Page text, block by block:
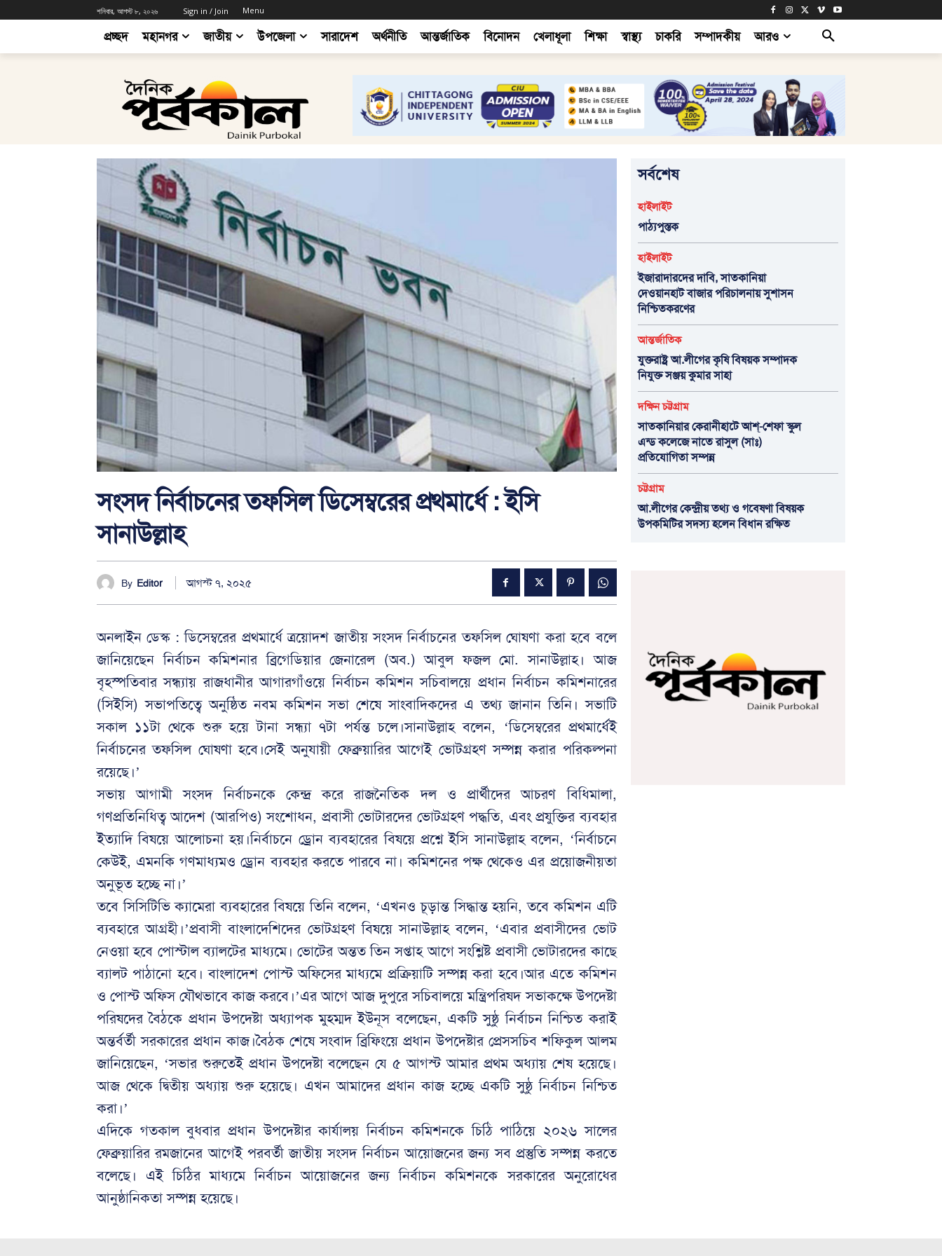
শনিবার, আগস্ট ৮, ২০২৬ Sign in / Join Menu
প্রচ্ছদ মহানগর জাতীয় উপজেলা সারাদেশ অর্থনীতি আন্তর্জাতিক বিনোদন খেলাধূলা শিক্ষা স্বাস্থ্য চাকরি সম্পাদকীয় আরও
সংসদ নির্বাচনের তফসিল ডিসেম্বরের প্রথমার্ধে : ইসি
সানাউল্লাহ
By Editor আগস্ট ৭, ২০২৫
অনলাইন ডেস্ক : ডিসেম্বরের প্রথমার্ধে ত্রয়োদশ জাতীয় সংসদ নির্বাচনের তফসিল ঘোষণা করা হবে বলে
জানিয়েছেন নির্বাচন কমিশনার ব্রিগেডিয়ার জেনারেল (অব.) আবুল ফজল মো. সানাউল্লাহ। আজ
বৃহস্পতিবার সন্ধ্যায় রাজধানীর আগারগাঁওয়ে নির্বাচন কমিশন সচিবালয়ে প্রধান নির্বাচন কমিশনারের
(সিইসি) সভাপতিত্বে অনুষ্ঠিত নবম কমিশন সভা শেষে সাংবাদিকদের এ তথ্য জানান তিনি। সভাটি
সকাল ১১টা থেকে শুরু হয়ে টানা সন্ধ্যা ৭টা পর্যন্ত চলে।সানাউল্লাহ বলেন, ‘ডিসেম্বরের প্রথমার্ধেই
নির্বাচনের তফসিল ঘোষণা হবে।সেই অনুযায়ী ফেব্রুয়ারির আগেই ভোটগ্রহণ সম্পন্ন করার পরিকল্পনা
রয়েছে।’
সভায় আগামী সংসদ নির্বাচনকে কেন্দ্র করে রাজনৈতিক দল ও প্রার্থীদের আচরণ বিধিমালা,
গণপ্রতিনিধিত্ব আদেশ (আরপিও) সংশোধন, প্রবাসী ভোটারদের ভোটগ্রহণ পদ্ধতি, এবং প্রযুক্তির ব্যবহার
ইত্যাদি বিষয়ে আলোচনা হয়।নির্বাচনে ড্রোন ব্যবহারের বিষয়ে প্রশ্নে ইসি সানাউল্লাহ বলেন, ‘নির্বাচনে
কেউই, এমনকি গণমাধ্যমও ড্রোন ব্যবহার করতে পারবে না। কমিশনের পক্ষ থেকেও এর প্রয়োজনীয়তা
অনুভূত হচ্ছে না।’
তবে সিসিটিভি ক্যামেরা ব্যবহারের বিষয়ে তিনি বলেন, ‘এখনও চূড়ান্ত সিদ্ধান্ত হয়নি, তবে কমিশন এটি
ব্যবহারে আগ্রহী।’প্রবাসী বাংলাদেশিদের ভোটগ্রহণ বিষয়ে সানাউল্লাহ বলেন, ‘এবার প্রবাসীদের ভোট
নেওয়া হবে পোস্টাল ব্যালটের মাধ্যমে। ভোটের অন্তত তিন সপ্তাহ আগে সংশ্লিষ্ট প্রবাসী ভোটারদের কাছে
ব্যালট পাঠানো হবে। বাংলাদেশ পোস্ট অফিসের মাধ্যমে প্রক্রিয়াটি সম্পন্ন করা হবে।আর এতে কমিশন
ও পোস্ট অফিস যৌথভাবে কাজ করবে।’এর আগে আজ দুপুরে সচিবালয়ে মন্ত্রিপরিষদ সভাকক্ষে উপদেষ্টা
পরিষদের বৈঠকে প্রধান উপদেষ্টা অধ্যাপক মুহম্মদ ইউনূস বলেছেন, একটি সুষ্ঠু নির্বাচন নিশ্চিত করাই
অন্তর্বর্তী সরকারের প্রধান কাজ।বৈঠক শেষে সংবাদ ব্রিফিংয়ে প্রধান উপদেষ্টার প্রেসসচিব শফিকুল আলম
জানিয়েছেন, ‘সভার শুরুতেই প্রধান উপদেষ্টা বলেছেন যে ৫ আগস্ট আমার প্রথম অধ্যায় শেষ হয়েছে।
আজ থেকে দ্বিতীয় অধ্যায় শুরু হয়েছে। এখন আমাদের প্রধান কাজ হচ্ছে একটি সুষ্ঠু নির্বাচন নিশ্চিত
করা।’
এদিকে গতকাল বুধবার প্রধান উপদেষ্টার কার্যালয় নির্বাচন কমিশনকে চিঠি পাঠিয়ে ২০২৬ সালের
ফেব্রুয়ারির রমজানের আগেই পরবর্তী জাতীয় সংসদ নির্বাচন আয়োজনের জন্য সব প্রস্তুতি সম্পন্ন করতে
বলেছে। এই চিঠির মাধ্যমে নির্বাচন আয়োজনের জন্য নির্বাচন কমিশনকে সরকারের অনুরোধের
আনুষ্ঠানিকতা সম্পন্ন হয়েছে।
সর্বশেষ
হাইলাইট
পাঠ্যপুস্তক
হাইলাইট
ইজারাদারদের দাবি, সাতকানিয়া
দেওয়ানহাট বাজার পরিচালনায় সুশাসন
নিশ্চিতকরণের
আন্তর্জাতিক
যুক্তরাষ্ট্র আ.লীগের কৃষি বিষয়ক সম্পাদক
নিযুক্ত সঞ্জয় কুমার সাহা
দক্ষিন চট্টগ্রাম
সাতকানিয়ার কেরানীহাটে আশ্-শেফা স্কুল
এন্ড কলেজে নাতে রাসুল (সাঃ)
প্রতিযোগিতা সম্পন্ন
চট্টগ্রাম
আ.লীগের কেন্দ্রীয় তথ্য ও গবেষণা বিষয়ক
উপকমিটির সদস্য হলেন বিধান রক্ষিত